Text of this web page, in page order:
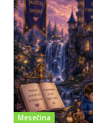
Mesečina